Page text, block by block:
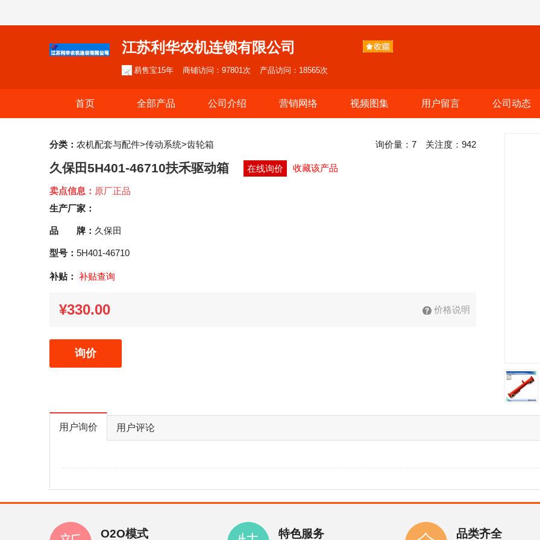
江苏利华农机连锁有限公司
易售宝15年 商铺访问：97801次 产品访问：18565次
首页 全部产品 公司介绍 营销网络 视频图集 用户留言 公司动态
询价量： 7 关注度： 942
分类： 农机配套与配件>传动系统>齿轮箱
久保田5H401-46710扶禾驱动箱 在线询价 收藏该产品
卖点信息： 原厂正品
生产厂家：
品 牌： 久保田
型号： 5H401-46710
补贴： 补贴查询
¥330.00 价格说明
询价
用户询价 用户评论
O2O模式 特色服务 品类齐全